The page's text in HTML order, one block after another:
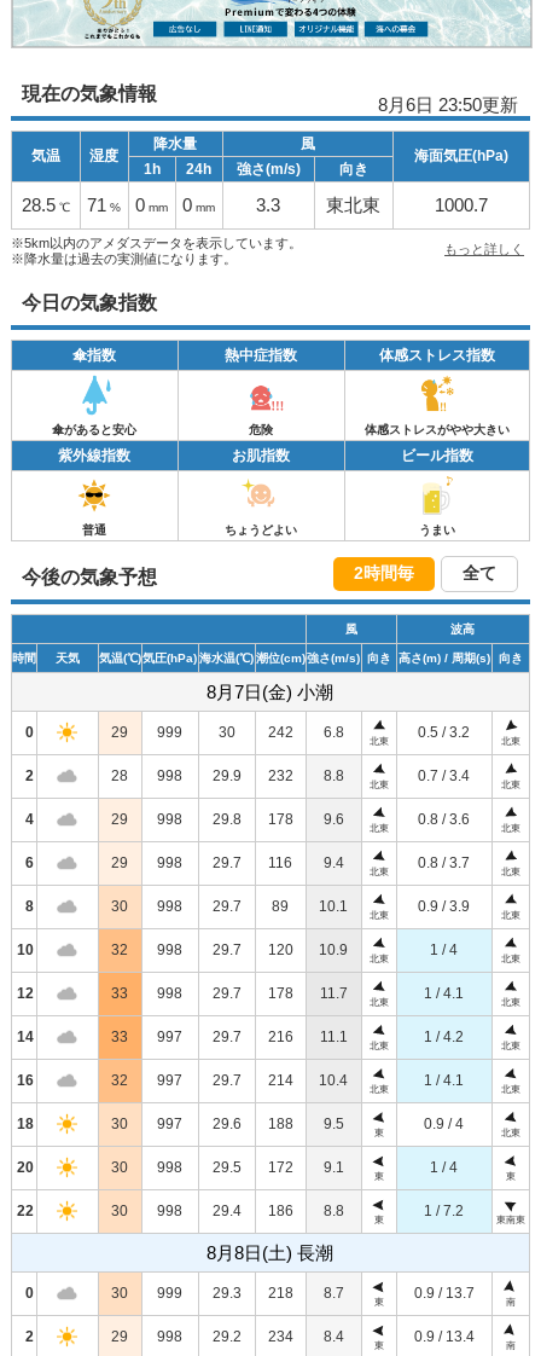
現在の気象情報
8月6日 23:50更新
気温 湿度
降水量 風
海面気圧(hPa)
1h 24h 強さ(m/s) 向き
28.5 ℃ 71 % 0 mm 0 mm 3.3 東北東 1000.7
※5km以内のアメダスデータを表示しています。
※降水量は過去の実測値になります。
もっと詳しく
今日の気象指数
傘指数 熱中症指数 体感ストレス指数
傘があると安心 危険 体感ストレスがやや大きい
紫外線指数 お肌指数 ビール指数
普通 ちょうどよい うまい
今後の気象予想 2時間毎 全て
風 波高
時間 天気 気温(℃)気圧(hPa) 海水温(℃)潮位(cm)強さ(m/s) 向き 高さ(m)/ 周期(s) 向き
8月7日(金) 小潮
0 29 999 30 242 6.8
北東
0.5 / 3.2
北東
2 28 998 29.9 232 8.8
北東
0.7 / 3.4
北東
4 29 998 29.8 178 9.6
北東
0.8 / 3.6
北東
6 29 998 29.7 116 9.4
北東
0.8 / 3.7
北東
8 30 998 29.7 89 10.1
北東
0.9 / 3.9
北東
10 32 998 29.7 120 10.9
北東
1 / 4
北東
12 33 998 29.7 178 11.7
北東
1 / 4.1
北東
14 33 997 29.7 216 11.1
北東
1 / 4.2
北東
16 32 997 29.7 214 10.4
北東
1 / 4.1
北東
18 30 997 29.6 188 9.5
東
0.9 / 4
北東
20 30 998 29.5 172 9.1
東
1 / 4
東
22 30 998 29.4 186 8.8
東
1 / 7.2
東南東
8月8日(土) 長潮
0 30 999 29.3 218 8.7
東
0.9 / 13.7
南
2 29 998 29.2 234 8.4
東
0.9 / 13.4
南